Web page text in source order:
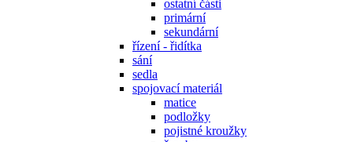
ostatní části
primární
sekundární
řízení - řidítka
sání
sedla
spojovací materiál
matice
podložky
pojistné kroužky